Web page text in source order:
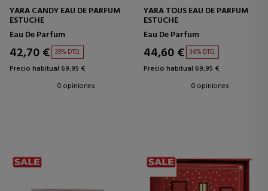
YARA CANDY EAU DE PARFUM
ESTUCHE
Eau De Parfum
42,70 € 39% DTO.
Precio habitual 69,95 €
0 opiniones
YARA TOUS EAU DE PARFUM
ESTUCHE
Eau De Parfum
44,60 € 36% DTO.
Precio habitual 69,95 €
0 opiniones